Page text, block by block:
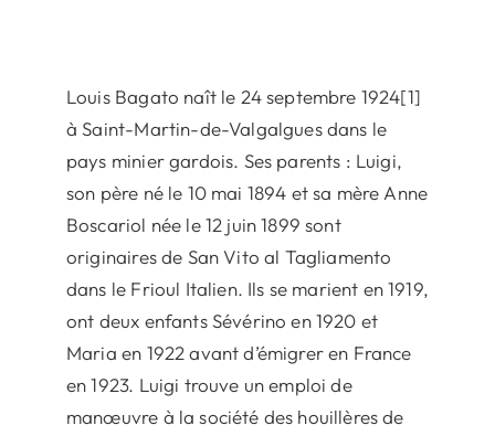
Louis Bagato naît le 24 septembre 1924[1]
à Saint-Martin-de-Valgalgues dans le
pays minier gardois. Ses parents : Luigi,
son père né le 10 mai 1894 et sa mère Anne
Boscariol née le 12 juin 1899 sont
originaires de San Vito al Tagliamento
dans le Frioul Italien. Ils se marient en 1919,
ont deux enfants Sévérino en 1920 et
Maria en 1922 avant d’émigrer en France
en 1923. Luigi trouve un emploi de
manœuvre à la société des houillères de